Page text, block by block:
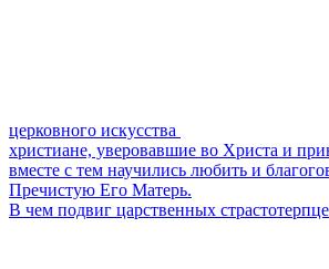
церковного искусства
христиане, уверовавшие во Христа и
вместе с тем научились любить и
Пречистую Его Матерь.
В чем подвиг царственных